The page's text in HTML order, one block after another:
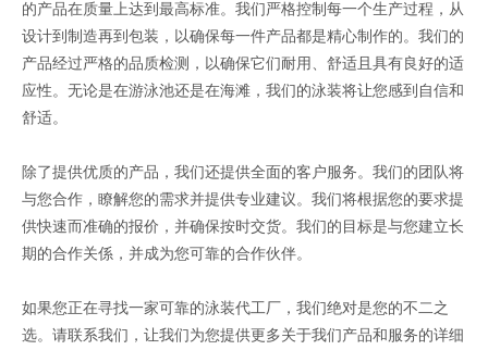
的产品在质量上达到最高标准。我们严格控制每一个生产过程，从
设计到制造再到包装，以确保每一件产品都是精心制作的。我们的
产品经过严格的品质检测，以确保它们耐用、舒适且具有良好的适
应性。无论是在游泳池还是在海滩，我们的泳装将让您感到自信和
舒适。
除了提供优质的产品，我们还提供全面的客户服务。我们的团队将
与您合作，瞭解您的需求并提供专业建议。我们将根据您的要求提
供快速而准确的报价，并确保按时交货。我们的目标是与您建立长
期的合作关係，并成为您可靠的合作伙伴。
如果您正在寻找一家可靠的泳装代工厂，我们绝对是您的不二之
选。请联系我们，让我们为您提供更多关于我们产品和服务的详细